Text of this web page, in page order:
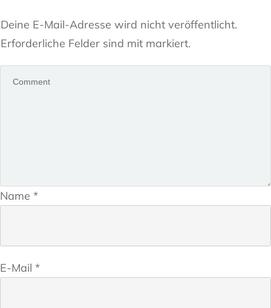
Deine E-Mail-Adresse wird nicht veröffentlicht.
Erforderliche Felder sind mit markiert.
Name *
E-Mail *